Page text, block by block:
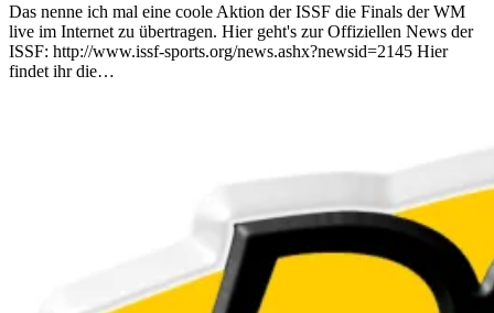
Das nenne ich mal eine coole Aktion der ISSF die Finals der WM
live im Internet zu übertragen. Hier geht's zur Offiziellen News der
ISSF: http://www.issf-sports.org/news.ashx?newsid=2145 Hier
findet ihr die…